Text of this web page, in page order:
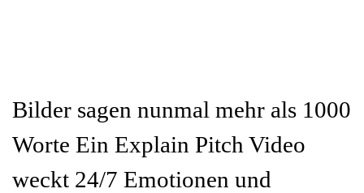
Bilder sagen nunmal mehr als 1000
Worte Ein Explain Pitch Video
weckt 24/7 Emotionen und